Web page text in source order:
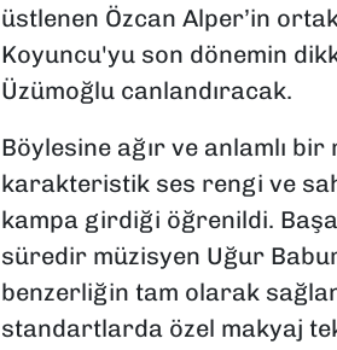
üstlenen Özcan Alper’in
Koyuncu'yu son dönemin
Üzümoğlu canlandıracak.
Böylesine ağır ve anlamlı
karakteristik ses rengi ve
kampa girdiği öğrenildi.
süredir müzisyen Uğur
benzerliğin tam olarak
standartlarda özel makyaj